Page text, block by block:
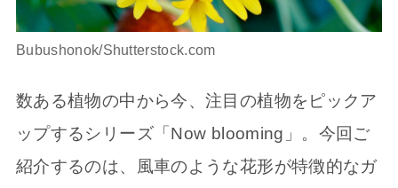
Bubushonok/Shutterstock.com
数ある植物の中から今、注目の植物をピックア
ップするシリーズ「Now blooming」。今回ご
紹介するのは、風車のような花形が特徴的なガ